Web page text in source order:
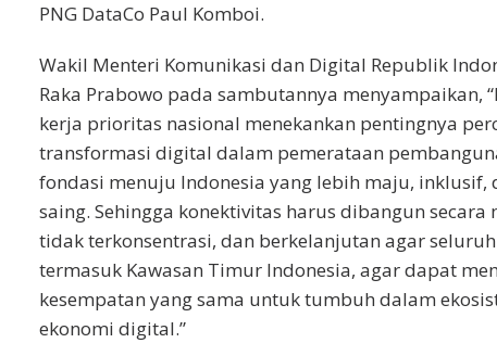
PNG DataCo Paul Komboi.
Wakil Menteri Komunikasi dan Digital Republik
Raka Prabowo pada sambutannya menyampaikan,
kerja prioritas nasional menekankan pentingnya
transformasi digital dalam pemerataan
fondasi menuju Indonesia yang lebih maju, inklusif,
saing. Sehingga konektivitas harus dibangun secara
tidak terkonsentrasi, dan berkelanjutan agar
termasuk Kawasan Timur Indonesia, agar dapat
kesempatan yang sama untuk tumbuh dalam
ekonomi digital.”